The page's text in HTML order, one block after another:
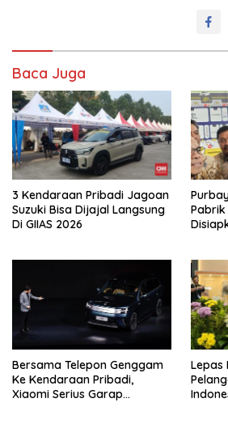
Baca Juga
3 Kendaraan Pribadi Jagoan
Suzuki Bisa Dijajal Langsung
Di GIIAS 2026
Pabrik
Bersama Telepon Genggam
Ke Kendaraan Pribadi,
Xiaomi Serius Garap
Lepas